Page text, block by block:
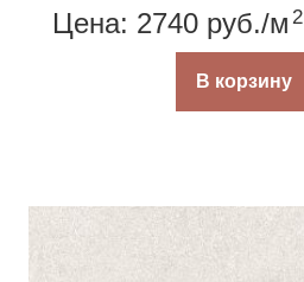
Цена: 2740 руб./м 2
В корзину